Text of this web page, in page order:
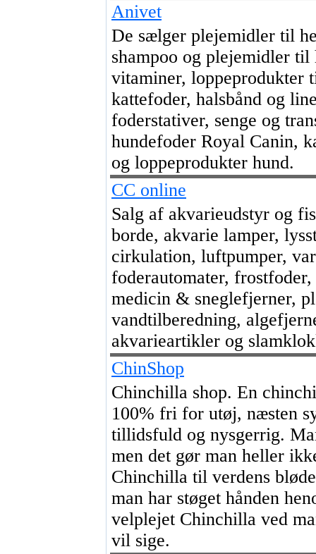
Anivet
De sælger plejemidler til
shampoo og plejemidler til
vitaminer, loppeprodukter
kattefoder, halsbånd og
foderstativer, senge og
hundefoder Royal Canin,
og loppeprodukter hund.
CC online
Salg af akvarieudstyr og
borde, akvarie lamper,
cirkulation, luftpumper,
foderautomater, frostfoder,
medicin & sneglefjerner,
vandtilberedning,
akvarieartikler og
ChinShop
Chinchilla shop. En
100% fri for utøj, næsten
tillidsfuld og nysgerrig.
men det gør man heller
Chinchilla til verdens
man har støget hånden
velplejet Chinchilla ved
vil sige.